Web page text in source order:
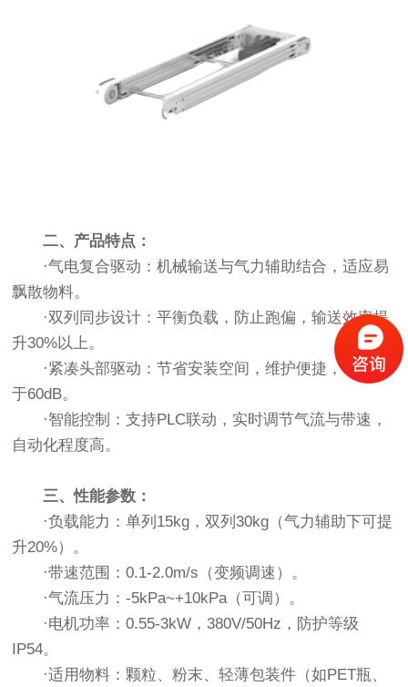
二、产品特点：
·气电复合驱动：机械输送与气力辅助结合，适应易
飘散物料。
·双列同步设计：平衡负载，防止跑偏，输送效率提
升30%以上。
·紧凑头部驱动：节省安装空间，维护便捷，噪音低
于60dB。
·智能控制：支持PLC联动，实时调节气流与带速，
自动化程度高。
三、性能参数：
·负载能力：单列15kg，双列30kg（气力辅助下可提
升20%）。
·带速范围：0.1-2.0m/s（变频调速）。
·气流压力：-5kPa~+10kPa（可调）。
·电机功率：0.55-3kW，380V/50Hz，防护等级
IP54。
·适用物料：颗粒、粉末、轻薄包装件（如PET瓶、